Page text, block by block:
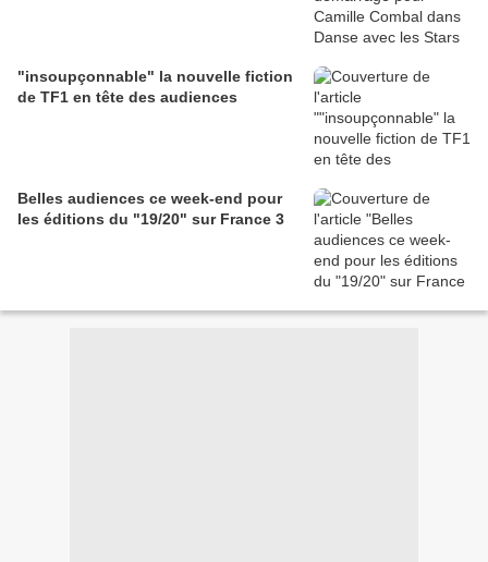
"insoupçonnable" la nouvelle fiction
de TF1 en tête des audiences
Belles audiences ce week-end pour
les éditions du "19/20" sur France 3